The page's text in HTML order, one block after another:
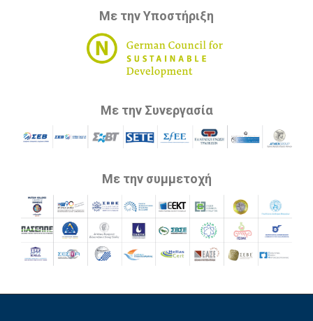
Με την Υποστήριξη
Με την Συνεργασία
Με την συμμετοχή